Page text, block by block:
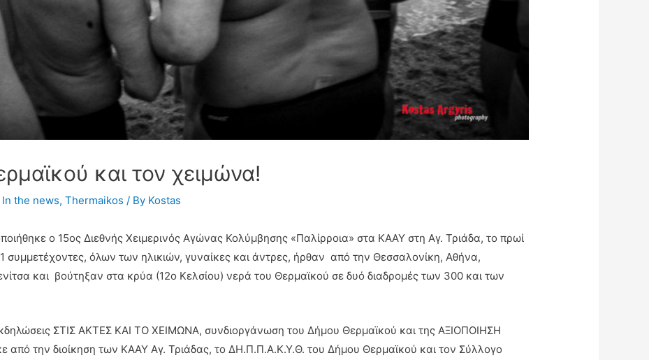
και τον χειμώνα!
In the news,Thermaikos / By Kostas
ο 15ος Διεθνής Χειμερινός Αγώνας Κολύμβησης «Παλίρροια» στα ΚΑΑΥ στη Αγ. Τριάδα, το πρωί
συμμετέχοντες, όλων των ηλικιών, γυναίκες και άντρες, ήρθαν από την Θεσσαλονίκη, Αθήνα,
και βούτηξαν στα κρύα (12ο Κελσίου) νερά του Θερμαϊκού σε δυό διαδρομές των 300 και των
ΣΤΙΣ ΑΚΤΕΣ ΚΑΙ ΤΟ ΧΕΙΜΩΝΑ, συνδιοργάνωση του Δήμου Θερμαϊκού και της ΑΞΙΟΠΟΙΗΣΗ
την διοίκηση των ΚΑΑΥ Αγ. Τριάδας, το ΔΗ.Π.Π.Α.Κ.Υ.Θ. του Δήμου Θερμαϊκού και τον Σύλλογο